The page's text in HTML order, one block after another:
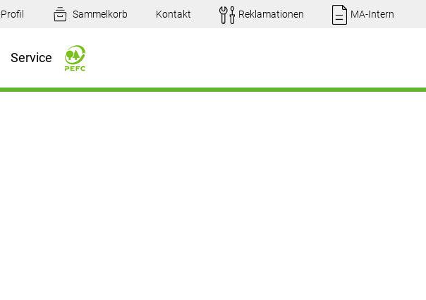
Service
Profil Sammelkorb Kontakt Reklamationen MA-Intern